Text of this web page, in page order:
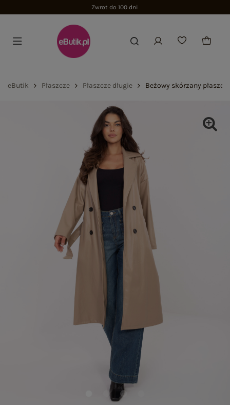
Zwrot do 100 dni
eButik Płaszcze Płaszcze długie Beżowy skórzany płaszcz